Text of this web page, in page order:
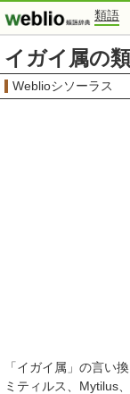
類語
イガイ属の
Weblioシソーラス
「イガイ属 」の言い
ミティルス
Mytilus